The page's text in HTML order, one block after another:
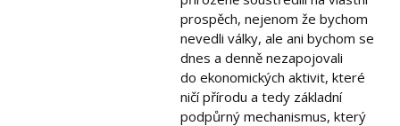
prospěch, nejenom že bychom
nevedli války, ale ani bychom se
dnes a denně nezapojovali
do ekonomických aktivit, které
ničí přírodu a tedy základní
podpůrný mechanismus, který